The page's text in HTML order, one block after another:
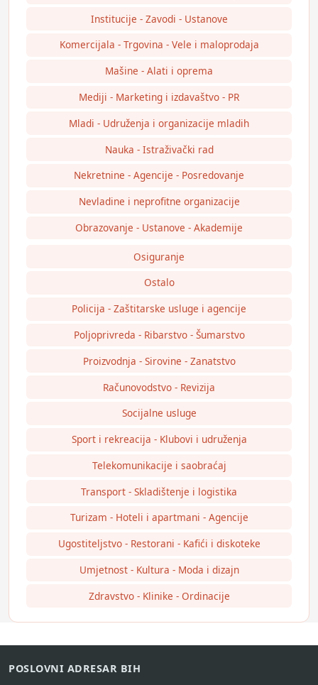
Institucije - Zavodi - Ustanove
Komercijala - Trgovina - Vele i maloprodaja
Mašine - Alati i oprema
Mediji - Marketing i izdavaštvo - PR
Mladi - Udruženja i organizacije mladih
Nauka - Istraživački rad
Nekretnine - Agencije - Posredovanje
Nevladine i neprofitne organizacije
Obrazovanje - Ustanove - Akademije
Osiguranje
Ostalo
Policija - Zaštitarske usluge i agencije
Poljoprivreda - Ribarstvo - Šumarstvo
Proizvodnja - Sirovine - Zanatstvo
Računovodstvo - Revizija
Socijalne usluge
Sport i rekreacija - Klubovi i udruženja
Telekomunikacije i saobraćaj
Transport - Skladištenje i logistika
Turizam - Hoteli i apartmani - Agencije
Ugostiteljstvo - Restorani - Kafići i diskoteke
Umjetnost - Kultura - Moda i dizajn
Zdravstvo - Klinike - Ordinacije
POSLOVNI ADRESAR BIH